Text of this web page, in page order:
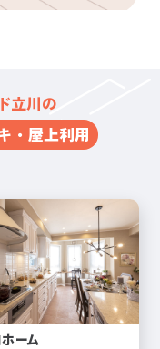
立川の
・屋上利用
ーム